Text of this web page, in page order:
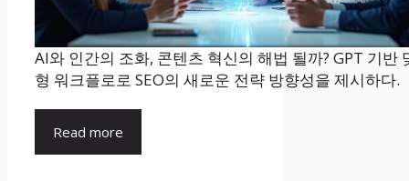
AI와 인간의 조화, 콘텐츠 혁신의 해법 될까? GPT 기반
형 워크플로로 SEO의 새로운 전략 방향성을 제시하다.
Read more